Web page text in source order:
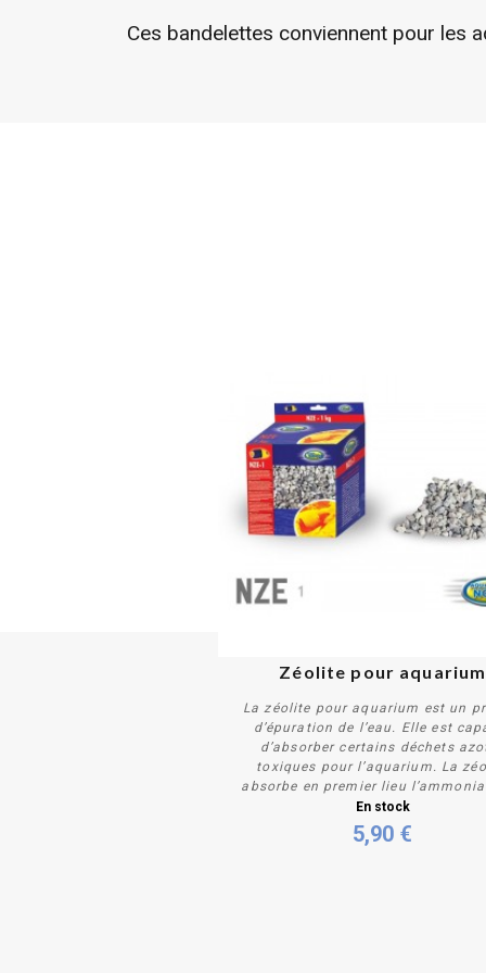
Ces bandelettes conviennent pour les
Acheter
Zéolite pour aquarium
La zéolite pour aquarium est un
d’épuration de l’eau. Elle est
d’absorber certains déchets
toxiques pour l’aquarium. La
absorbe en premier lieu
En stock
5,90 €